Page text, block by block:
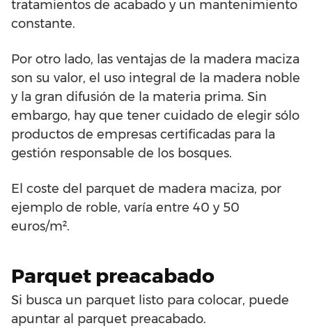
tratamientos de acabado y un mantenimiento
constante.
Por otro lado, las ventajas de la madera maciza
son su valor, el uso integral de la madera noble
y la gran difusión de la materia prima. Sin
embargo, hay que tener cuidado de elegir sólo
productos de empresas certificadas para la
gestión responsable de los bosques.
El coste del parquet de madera maciza, por
ejemplo de roble, varía entre 40 y 50
euros/m².
Parquet preacabado
Si busca un parquet listo para colocar, puede
apuntar al parquet preacabado.